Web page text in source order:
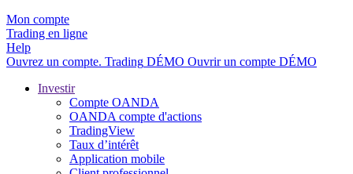
Mon compte
Trading en ligne
Help
Ouvrez un compte. Trading DÉMO Ouvrir un compte DÉMO
Investir
Compte OANDA
OANDA compte d'actions
TradingView
Taux d’intérêt
Application mobile